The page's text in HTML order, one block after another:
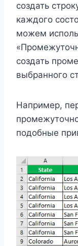
создать
каждого
можем
создать
выбранного
Например,
подобные